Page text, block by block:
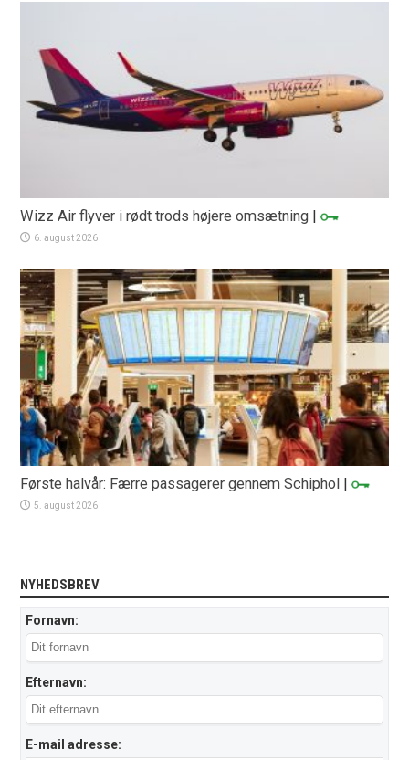
Wizz Air flyver i rødt trods højere omsætning |
6. august 2026
Første halvår: Færre passagerer gennem Schiphol |
5. august 2026
NYHEDSBREV
Fornavn:
Efternavn:
E-mail adresse: